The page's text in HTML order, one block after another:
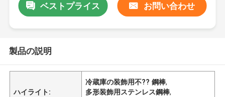
ベストプライス お問い合わせ
製品の説明
ハイライト:
冷蔵庫の装飾用不?? 鋼棒,
多形装飾用ステンレス鋼棒,